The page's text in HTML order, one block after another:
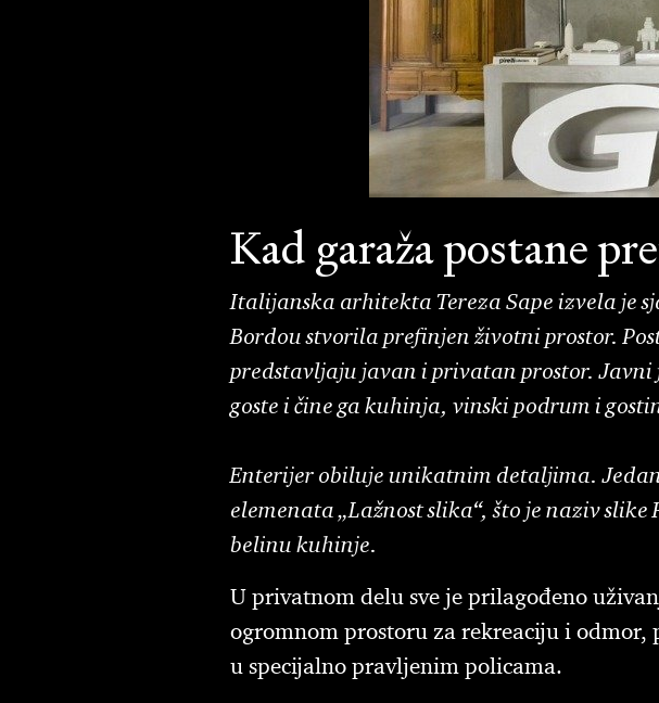
Kad garaža postane
Italijanska arhitekta Tereza Sape izvela je
Bordou stvorila prefinjen životni prostor.
predstavljaju javan i privatan prostor. Javni
goste i čine ga kuhinja, vinski podrum i
Enterijer obiluje unikatnim detaljima.
elemenata „Lažnost slika“, što je naziv
belinu kuhinje.
U privatnom delu sve je prilagođeno
ogromnom prostoru za rekreaciju i odmor,
u specijalno pravljenim policama.